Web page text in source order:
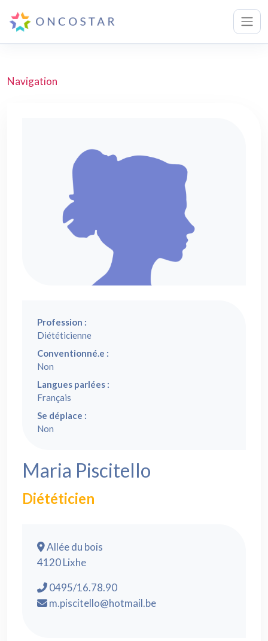
Navigation
Profession :
Diététicienne
Conventionné.e :
Non
Langues parlées :
Français
Se déplace :
Non
Maria Piscitello
Diététicien
Allée du bois
4120 Lixhe
0495/16.78.90
m.piscitello@hotmail.be